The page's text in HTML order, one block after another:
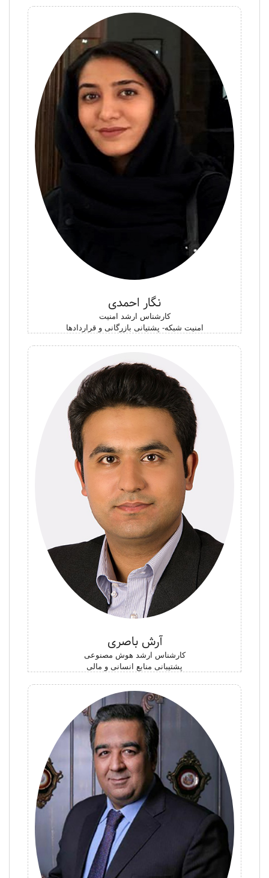
نگار احمدی
کارشناس ارشد امنیت
امنیت شبکه- پشتیانی بازرگانی و قراردادها
آرش باصری
کارشناس ارشد هوش مصنوعی
پشتیبانی منابع انسانی و مالی